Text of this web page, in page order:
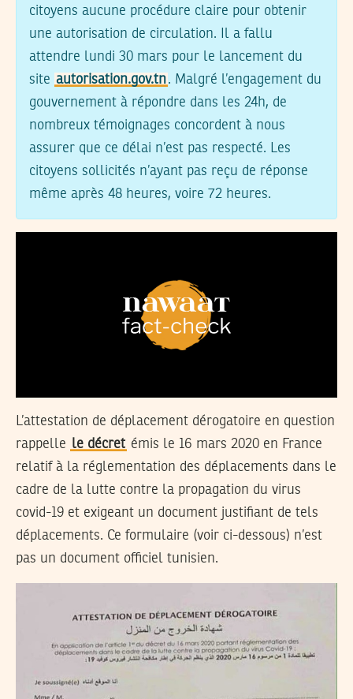
citoyens aucune procédure claire pour obtenir
une autorisation de circulation. Il a fallu
attendre lundi 30 mars pour le lancement du
site autorisation.gov.tn. Malgré l’engagement du
gouvernement à répondre dans les 24h, de
nombreux témoignages concordent à nous
assurer que ce délai n’est pas respecté. Les
citoyens sollicités n’ayant pas reçu de réponse
même après 48 heures, voire 72 heures.
L’attestation de déplacement dérogatoire en question
rappelle le décret émis le 16 mars 2020 en France
relatif à la réglementation des déplacements dans le
cadre de la lutte contre la propagation du virus
covid-19 et exigeant un document justifiant de tels
déplacements. Ce formulaire (voir ci-dessous) n’est
pas un document officiel tunisien.